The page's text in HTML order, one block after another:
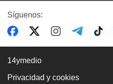
Síguenos:
14ymedio
Privacidad y cookies